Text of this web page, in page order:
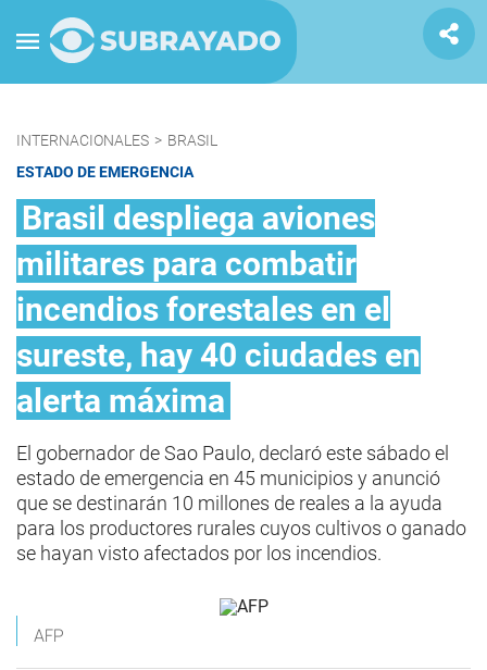
INTERNACIONALES > BRASIL
ESTADO DE EMERGENCIA
Brasil despliega aviones
militares para combatir
incendios forestales en el
sureste, hay 40 ciudades en
alerta máxima
El gobernador de Sao Paulo, declaró este sábado el
estado de emergencia en 45 municipios y anunció
que se destinarán 10 millones de reales a la ayuda
para los productores rurales cuyos cultivos o ganado
se hayan visto afectados por los incendios.
AFP